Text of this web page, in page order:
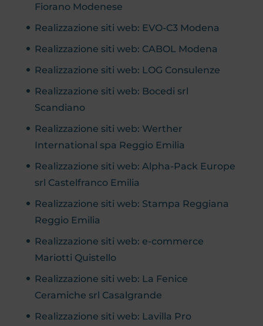
Fiorano Modenese
Realizzazione siti web: EVO-C3 Modena
Realizzazione siti web: CABOL Modena
Realizzazione siti web: LOG Consulenze
Realizzazione siti web: Bocedi srl
Scandiano
Realizzazione siti web: Werther
International spa Reggio Emilia
Realizzazione siti web: Alpha-Pack Europe
srl Castelfranco Emilia
Realizzazione siti web: Stampa Reggiana
Reggio Emilia
Realizzazione siti web: e-commerce
Mariotti Quistello
Realizzazione siti web: La Fenice
Ceramiche srl Casalgrande
Realizzazione siti web: Lavilla Pro